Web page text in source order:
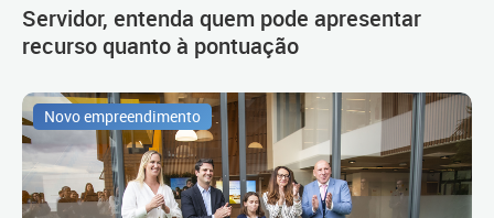
Servidor, entenda quem pode apresentar
recurso quanto à pontuação
Novo empreendimento